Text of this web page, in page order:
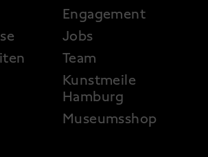
Engagement
Jobs
Team
Kunstmeile
Hamburg
Museumsshop